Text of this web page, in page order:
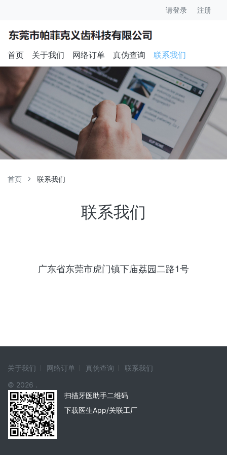
请登录 注册
首页 关于我们 网络订单 真伪查询 联系我们
首页 联系我们
联系我们
广东省东莞市虎门镇下庙荔园二路1号
关于我们 网络订单 真伪查询
联系我们
© 2026 .
扫描牙医助手二维码
下载医生App/关联工厂